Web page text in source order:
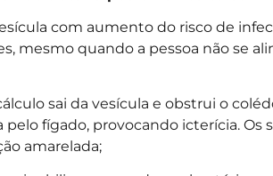
com aumento do risco de
mesmo quando a pessoa não se
sai da vesícula e obstrui o
fígado, provocando icterícia. Os
amarelada;